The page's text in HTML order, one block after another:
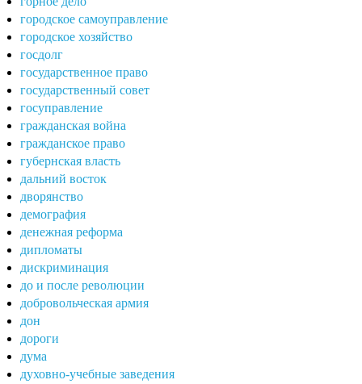
городское самоуправление
городское хозяйство
госдолг
государственное право
государственный совет
госуправление
гражданская война
гражданское право
губернская власть
дальний восток
дворянство
демография
денежная реформа
дипломаты
дискриминация
до и после революции
добровольческая армия
дон
дороги
дума
духовно-учебные заведения